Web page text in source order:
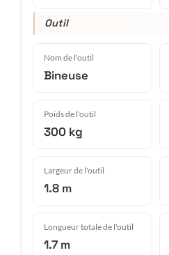
Outil
Nom de l'outil
Bineuse
Poids de l'outil
300 kg
Largeur de l'outil
1.8 m
Longueur totale de l'outil
1.7 m